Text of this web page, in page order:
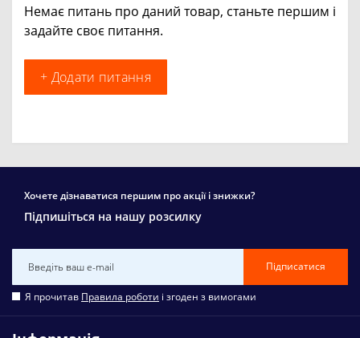
Немає питань про даний товар, станьте першим і
задайте своє питання.
+ Додати питання
Хочете дізнаватися першим про акції і знижки?
Підпишіться на нашу розсилку
Підписатися
Я прочитав Правила роботи і згоден з вимогами